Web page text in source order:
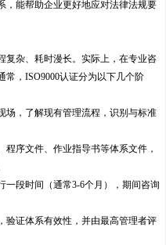
，能帮助企业更好地应对法律法规要
复杂、耗时漫长。实际上，在专业咨
常，ISO9000认证分为以下几个阶
场，了解现有管理流程，识别与标准
程序文件、作业指导书等体系文件，
一段时间（通常3-6个月），期间咨询
验证体系有效性，并由最高管理者评